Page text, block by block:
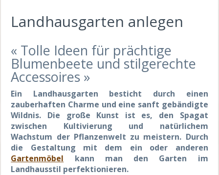
Landhausgarten anlegen
« Tolle Ideen für prächtige
Blumenbeete und stilgerechte
Accessoires »
Ein Landhausgarten besticht durch einen
zauberhaften Charme und eine sanft gebändigte
Wildnis. Die große Kunst ist es, den Spagat
zwischen Kultivierung und natürlichem
Wachstum der Pflanzenwelt zu meistern. Durch
die Gestaltung mit dem ein oder anderen
Gartenmöbel kann man den Garten im
Landhausstil perfektionieren.